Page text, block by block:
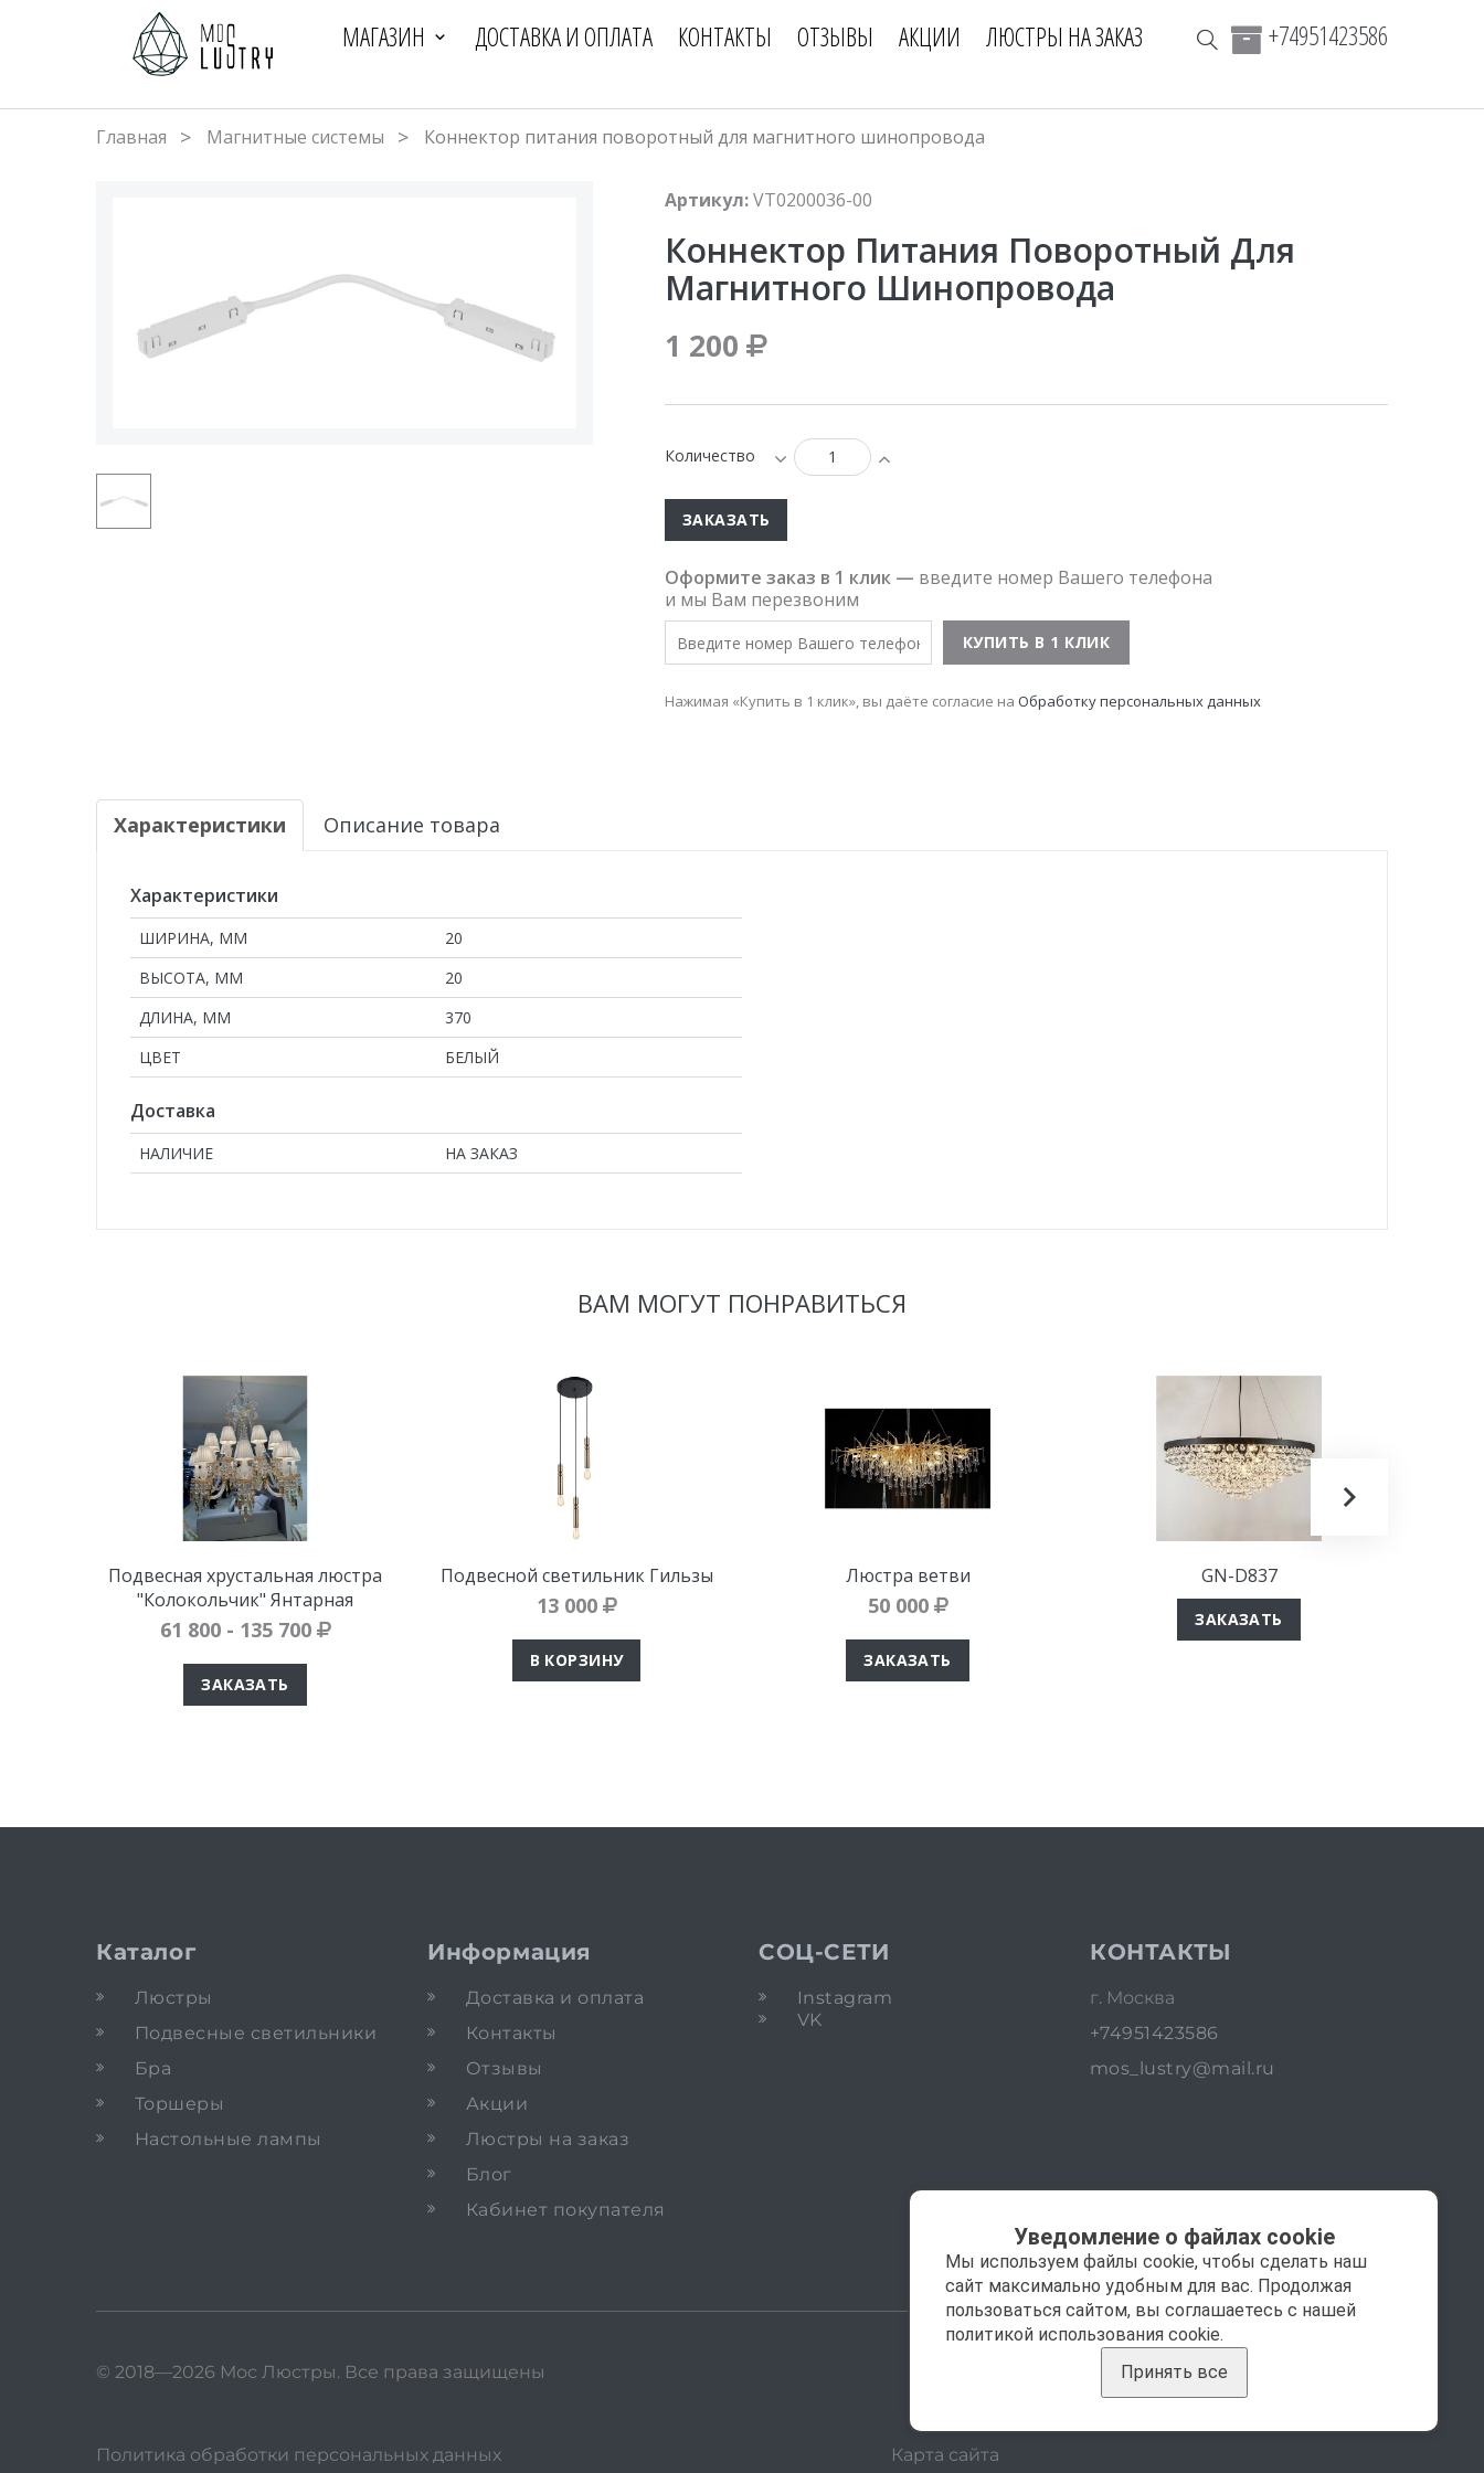
МАГАЗИН ДОСТАВКА И ОПЛАТА КОНТАКТЫ ОТЗЫВЫ АКЦИИ ЛЮСТРЫ НА ЗАКАЗ +74951423586
Главная Магнитные системы Коннектор питания поворотный для магнитного шинопровода
Артикул:VT0200036-00
Коннектор Питания Поворотный Для
Магнитного Шинопровода
1 200
Количество
ЗАКАЗАТЬ
Оформите заказ в 1 клик — введите номер Вашего телефона
и мы Вам перезвоним
Нажимая «Купить в 1 клик», вы даёте согласие на Обработку персональных данных
Характеристики Описание товара
Характеристики
ШИРИНА, ММ
20
ВЫСОТА, ММ
20
ДЛИНА, ММ
370
ЦВЕТ
БЕЛЫЙ
Доставка
НАЛИЧИЕ НА ЗАКАЗ
ВАМ МОГУТ ПОНРАВИТЬСЯ
Подвесная хрустальная люстра
"Колокольчик" Янтарная
61 800 - 135 700
ЗАКАЗАТЬ
Подвесной светильник Гильзы
13 000
В КОРЗИНУ
Люстра ветви
50 000
ЗАКАЗАТЬ
GN-D837
ЗАКАЗАТЬ
Каталог
Люстры
Подвесные светильники
Бра
Торшеры
Настольные лампы
Информация
Доставка и оплата
Контакты
Отзывы
Акции
Люстры на заказ
Блог
Кабинет покупателя
СОЦ-СЕТИ
Instagram
VK
КОНТАКТЫ
г. Москва
+74951423586
mos_lustry@mail.ru
© 2018—2026 Мос Люстры. Все права защищены
Политика обработки персональных данных Карта сайта
Уведомление о файлах cookie
Мы используем файлы cookie, чтобы сделать наш
сайт максимально удобным для вас. Продолжая
пользоваться сайтом, вы соглашаетесь с нашей
политикой использования cookie.
Принять все